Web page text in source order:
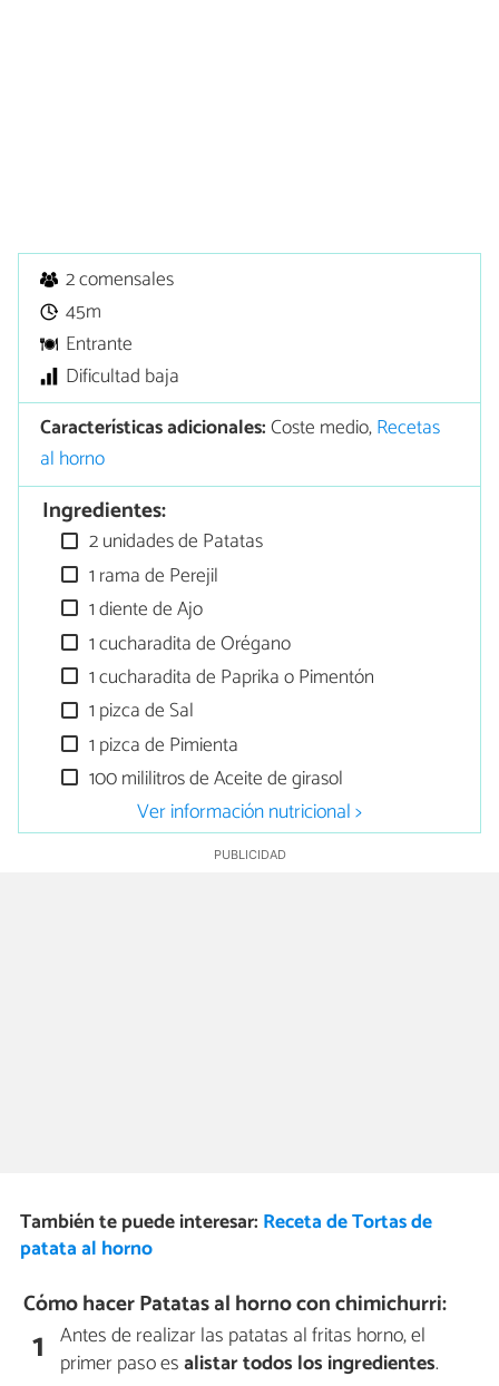
2 comensales
45m
Entrante
Dificultad baja
Características adicionales:Coste medio,Recetas
al horno
Ingredientes:
2 unidades de Patatas
1 rama de Perejil
1 diente de Ajo
1 cucharadita de Orégano
1 cucharadita de Paprika o Pimentón
1 pizca de Sal
1 pizca de Pimienta
100 mililitros de Aceite de girasol
Ver información nutricional >
También te puede interesar: Receta de Tortas de
patata al horno
Cómo hacer Patatas al horno con chimichurri:
1 Antes de realizar las patatas al fritas horno, el
primer paso esalistar todos los ingredientes.